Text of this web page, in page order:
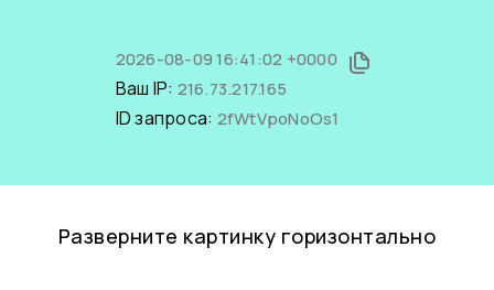
2026-08-09 16:41:02 +0000
Ваш IP: 216.73.217.165
ID запроса: 2fWtVpoNoOs1
Разверните картинку горизонтально